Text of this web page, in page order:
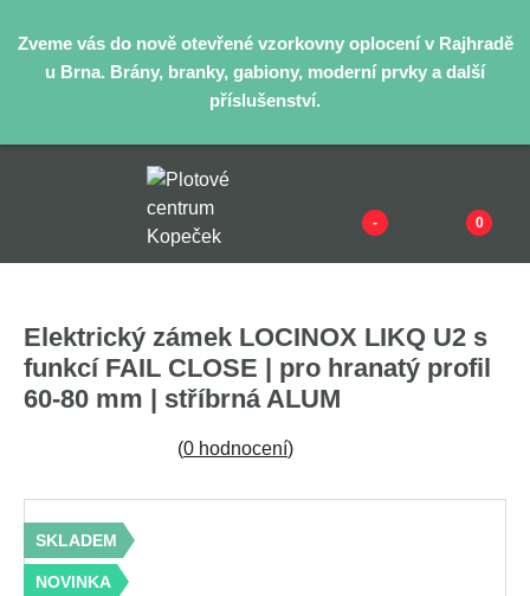
Zveme vás do nově otevřené vzorkovny oplocení v Rajhradě
u Brna. Brány, branky, gabiony, moderní prvky a další
příslušenství.
- 0
Elektrický zámek LOCINOX LIKQ U2 s
funkcí FAIL CLOSE | pro hranatý profil
60-80 mm | stříbrná ALUM
(0 hodnocení)
SKLADEM
NOVINKA